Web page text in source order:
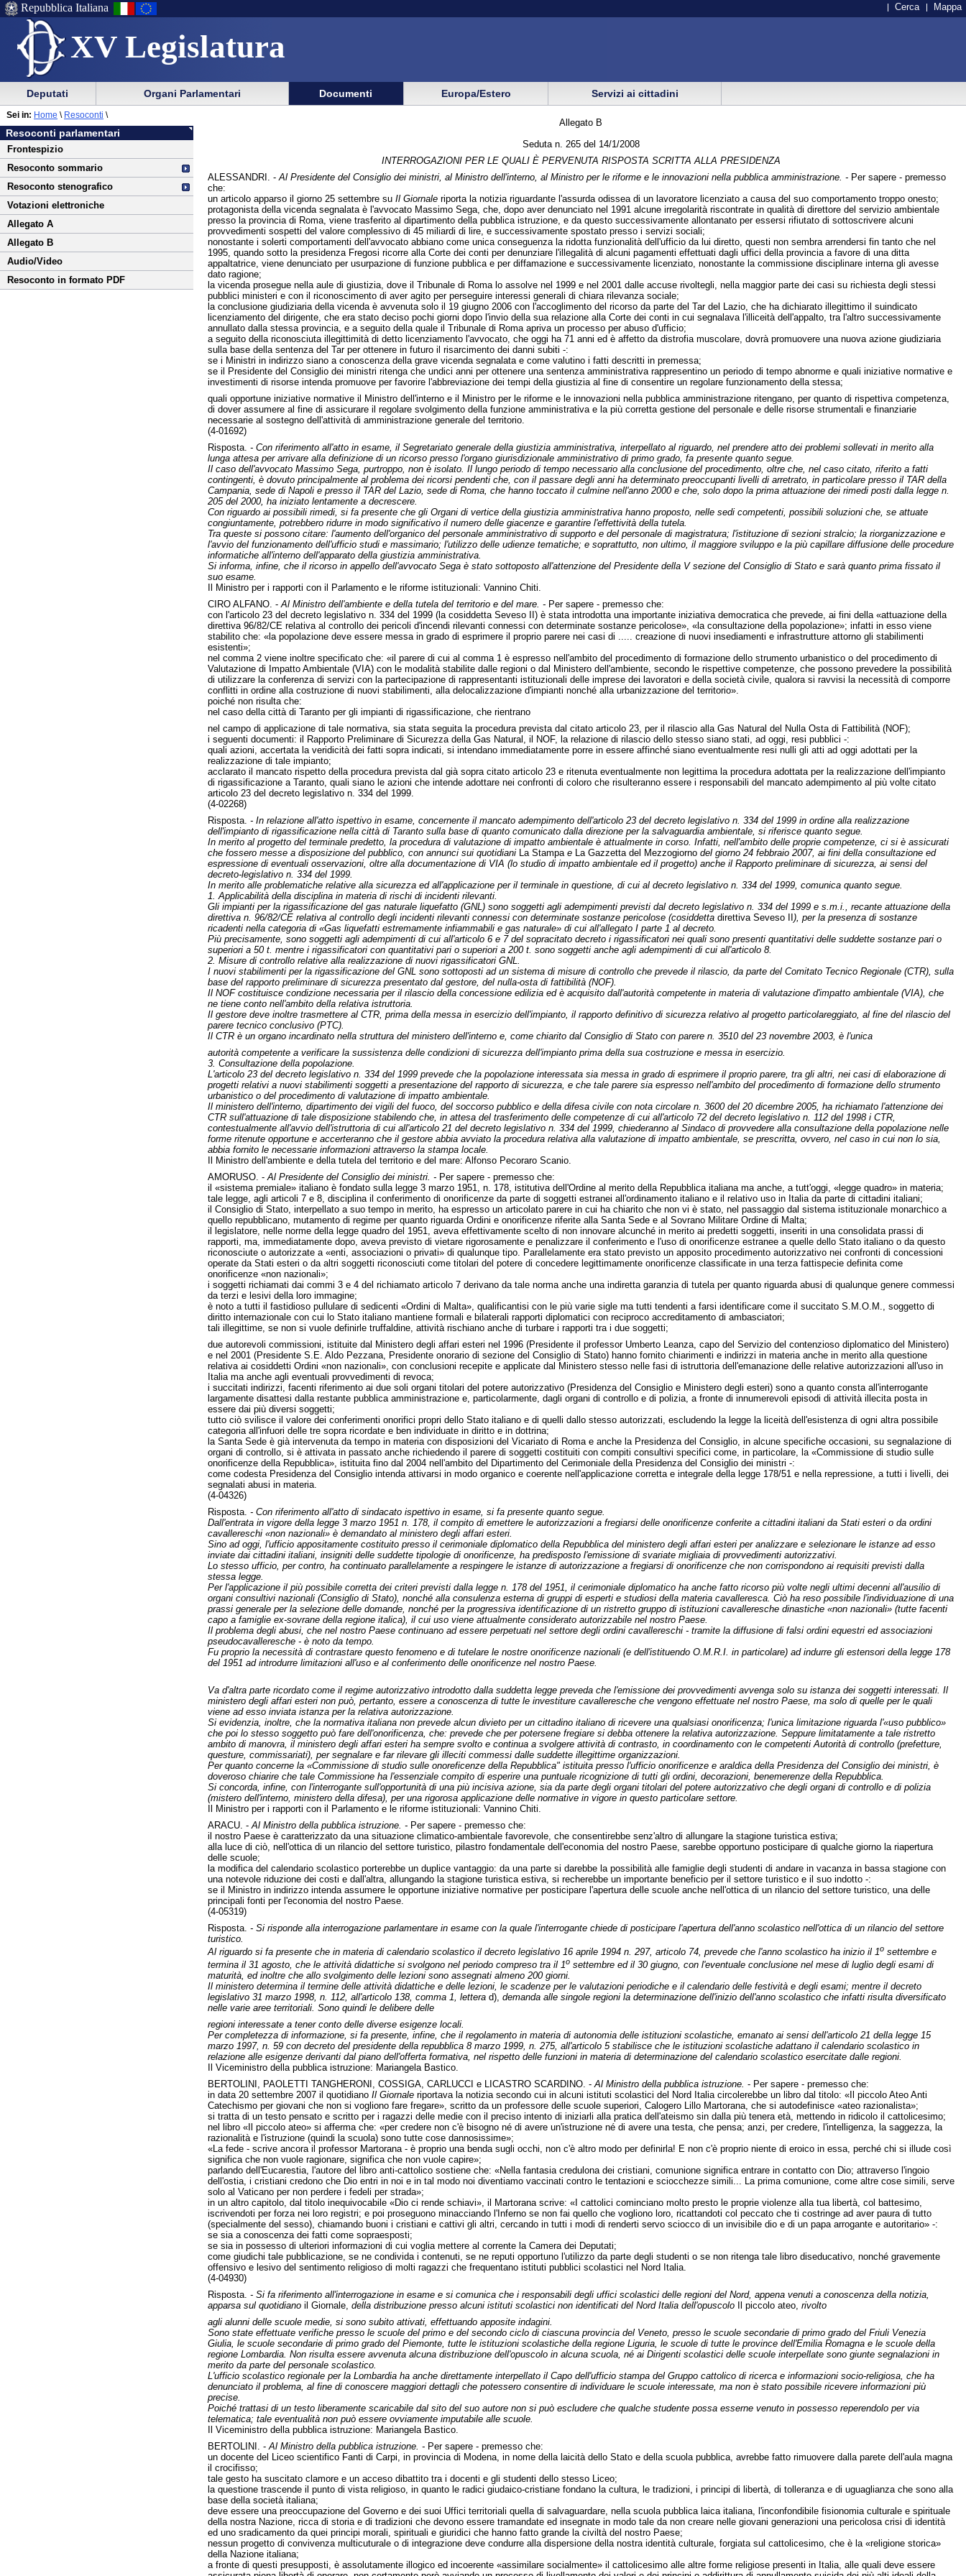
XV Legislatura
Menu
di
ausilio
alla
navigazione
Menu
di
navigazione
principale
Repubblica Italiana Cerca Mappa
Menu
di
navigazione
principale
menu
di
sezione
Deputati Organi Parlamentari Documenti Europa/Estero Servizi ai cittadini
Vai
al
contenuto
Resoconti parlamentari
Frontespizio
Resoconto sommario
Resoconto stenografico
Votazioni elettroniche
Allegato A
Allegato B
Audio/Video
Resoconto in formato PDF
Sei in: Home \ Resoconti \
Allegato B
Seduta n. 265 del 14/1/2008
INTERROGAZIONI PER LE QUALI È PERVENUTA RISPOSTA SCRITTA ALLA PRESIDENZA
ALESSANDRI. - Al Presidente del Consiglio dei ministri, al Ministro dell'interno, al Ministro per le riforme e le innovazioni nella pubblica amministrazione. -Per sapere - premesso
che:
un articolo apparso il giorno 25 settembre su Il Giornaleriporta la notizia riguardante l'assurda odissea di un lavoratore licenziato a causa del suo comportamento troppo onesto;
protagonista della vicenda segnalata è l'avvocato Massimo Sega, che, dopo aver denunciato nel 1991 alcune irregolarità riscontrate in qualità di direttore del servizio ambientale
presso la provincia di Roma, viene trasferito al dipartimento della pubblica istruzione, e da questo successivamente allontanato per essersi rifiutato di sottoscrivere alcuni
provvedimenti sospetti del valore complessivo di 45 miliardi di lire, e successivamente spostato presso i servizi sociali;
nonostante i solerti comportamenti dell'avvocato abbiano come unica conseguenza la ridotta funzionalità dell'ufficio da lui diretto, questi non sembra arrendersi fin tanto che nel
1995, quando sotto la presidenza Fregosi ricorre alla Corte dei conti per denunziare l'illegalità di alcuni pagamenti effettuati dagli uffici della provincia a favore di una ditta
appaltatrice, viene denunciato per usurpazione di funzione pubblica e per diffamazione e successivamente licenziato, nonostante la commissione disciplinare interna gli avesse
dato ragione;
la vicenda prosegue nella aule di giustizia, dove il Tribunale di Roma lo assolve nel 1999 e nel 2001 dalle accuse rivoltegli, nella maggior parte dei casi su richiesta degli stessi
pubblici ministeri e con il riconoscimento di aver agito per perseguire interessi generali di chiara rilevanza sociale;
la conclusione giudiziaria della vicenda è avvenuta solo il 19 giugno 2006 con l'accoglimento del ricorso da parte del Tar del Lazio, che ha dichiarato illegittimo il suindicato
licenziamento del dirigente, che era stato deciso pochi giorni dopo l'invio della sua relazione alla Corte dei conti in cui segnalava l'illiceità dell'appalto, tra l'altro successivamente
annullato dalla stessa provincia, e a seguito della quale il Tribunale di Roma apriva un processo per abuso d'ufficio;
a seguito della riconosciuta illegittimità di detto licenziamento l'avvocato, che oggi ha 71 anni ed è affetto da distrofia muscolare, dovrà promuovere una nuova azione giudiziaria
sulla base della sentenza del Tar per ottenere in futuro il risarcimento dei danni subiti -:
se i Ministri in indirizzo siano a conoscenza della grave vicenda segnalata e come valutino i fatti descritti in premessa;
se il Presidente del Consiglio dei ministri ritenga che undici anni per ottenere una sentenza amministrativa rappresentino un periodo di tempo abnorme e quali iniziative normative e
investimenti di risorse intenda promuove per favorire l'abbreviazione dei tempi della giustizia al fine di consentire un regolare funzionamento della stessa;
quali opportune iniziative normative il Ministro dell'interno e il Ministro per le riforme e le innovazioni nella pubblica amministrazione ritengano, per quanto di rispettiva competenza,
di dover assumere al fine di assicurare il regolare svolgimento della funzione amministrativa e la più corretta gestione del personale e delle risorse strumentali e finanziarie
necessarie al sostegno dell'attività di amministrazione generale del territorio.
(4-01692)
Risposta. - Con riferimento all'atto in esame, il Segretariato generale della giustizia amministrativa, interpellato al riguardo, nel prendere atto dei problemi sollevati in merito alla
lunga attesa per arrivare alla definizione di un ricorso presso l'organo giurisdizionale amministrativo di primo grado, fa presente quanto segue.
Il caso dell'avvocato Massimo Sega, purtroppo, non è isolato. Il lungo periodo di tempo necessario alla conclusione del procedimento, oltre che, nel caso citato, riferito a fatti
contingenti, è dovuto principalmente al problema dei ricorsi pendenti che, con il passare degli anni ha determinato preoccupanti livelli di arretrato, in particolare presso il TAR della
Campania, sede di Napoli e presso il TAR del Lazio, sede di Roma, che hanno toccato il culmine nell'anno 2000 e che, solo dopo la prima attuazione dei rimedi posti dalla legge n.
205 del 2000, ha iniziato lentamente a decrescere.
Con riguardo ai possibili rimedi, si fa presente che gli Organi di vertice della giustizia amministrativa hanno proposto, nelle sedi competenti, possibili soluzioni che, se attuate
congiuntamente, potrebbero ridurre in modo significativo il numero delle giacenze e garantire l'effettività della tutela.
Tra queste si possono citare: l'aumento dell'organico del personale amministrativo di supporto e del personale di magistratura; l'istituzione di sezioni stralcio; la riorganizzazione e
l'avvio del funzionamento dell'ufficio studi e massimario; l'utilizzo delle udienze tematiche; e soprattutto, non ultimo, il maggiore sviluppo e la più capillare diffusione delle procedure
informatiche all'interno dell'apparato della giustizia amministrativa.
Si informa, infine, che il ricorso in appello dell'avvocato Sega è stato sottoposto all'attenzione del Presidente della V sezione del Consiglio di Stato e sarà quanto prima fissato il
suo esame.
Il Ministro per i rapporti con il Parlamento e le riforme istituzionali: Vannino Chiti.
CIRO ALFANO. - Al Ministro dell'ambiente e della tutela del territorio e del mare. -Per sapere - premesso che:
con l'articolo 23 del decreto legislativo n. 334 del 1999 (la cosiddetta Seveso II) è stata introdotta una importante iniziativa democratica che prevede, ai fini della «attuazione della
direttiva 96/82/CE relativa al controllo dei pericoli d'incendi rilevanti connessi con determinate sostanze pericolose», «la consultazione della popolazione»; infatti in esso viene
stabilito che: «la popolazione deve essere messa in grado di esprimere il proprio parere nei casi di ..... creazione di nuovi insediamenti e infrastrutture attorno gli stabilimenti
esistenti»;
nel comma 2 viene inoltre specificato che: «il parere di cui al comma 1 è espresso nell'ambito del procedimento di formazione dello strumento urbanistico o del procedimento di
Valutazione di Impatto Ambientale (VIA) con le modalità stabilite dalle regioni o dal Ministero dell'ambiente, secondo le rispettive competenze, che possono prevedere la possibilità
di utilizzare la conferenza di servizi con la partecipazione di rappresentanti istituzionali delle imprese dei lavoratori e della società civile, qualora si ravvisi la necessità di comporre
conflitti in ordine alla costruzione di nuovi stabilimenti, alla delocalizzazione d'impianti nonché alla urbanizzazione del territorio».
poiché non risulta che:
nel caso della città di Taranto per gli impianti di rigassificazione, che rientrano
nel campo di applicazione di tale normativa, sia stata seguita la procedura prevista dal citato articolo 23, per il rilascio alla Gas Natural del Nulla Osta di Fattibilità (NOF);
i seguenti documenti: il Rapporto Preliminare di Sicurezza della Gas Natural, il NOF, la relazione di rilascio dello stesso siano stati, ad oggi, resi pubblici -:
quali azioni, accertata la veridicità dei fatti sopra indicati, si intendano immediatamente porre in essere affinché siano eventualmente resi nulli gli atti ad oggi adottati per la
realizzazione di tale impianto;
acclarato il mancato rispetto della procedura prevista dal già sopra citato articolo 23 e ritenuta eventualmente non legittima la procedura adottata per la realizzazione dell'impianto
di rigassificazione a Taranto, quali siano le azioni che intende adottare nei confronti di coloro che risulteranno essere i responsabili del mancato adempimento al più volte citato
articolo 23 del decreto legislativo n. 334 del 1999.
(4-02268)
Risposta. - In relazione all'atto ispettivo in esame, concernente il mancato adempimento dell'articolo 23 del decreto legislativo n. 334 del 1999 in ordine alla realizzazione
dell'impianto di rigassificazione nella città di Taranto sulla base di quanto comunicato dalla direzione per la salvaguardia ambientale, si riferisce quanto segue.
In merito al progetto del terminale predetto, la procedura di valutazione di impatto ambientale è attualmente in corso. Infatti, nell'ambito delle proprie competenze, ci si è assicurati
che fossero messe a disposizione del pubblico, con annunci sui quotidianiLa Stampa eLa Gazzetta del Mezzogiorno del giorno 24 febbraio 2007, ai fini della consultazione ed
espressione di eventuali osservazioni, oltre alla documentazione di VIA (lo studio di impatto ambientale ed il progetto) anche il Rapporto preliminare di sicurezza, ai sensi del
decreto-legislativo n. 334 del 1999.
In merito alle problematiche relative alla sicurezza ed all'applicazione per il terminale in questione, di cui al decreto legislativo n. 334 del 1999, comunica quanto segue.
1. Applicabilità della disciplina in materia di rischi di incidenti rilevanti.
Gli impianti per la rigassificazione del gas naturale liquefatto (GNL) sono soggetti agli adempimenti previsti dal decreto legislativo n. 334 del 1999 e s.m.i., recante attuazione della
direttiva n. 96/82/CE relativa al controllo degli incidenti rilevanti connessi con determinate sostanze pericolose (cosiddettadirettiva Seveso II), per la presenza di sostanze
ricadenti nella categoria di «Gas liquefatti estremamente infiammabili e gas naturale» di cui all'allegato I parte 1 al decreto.
Più precisamente, sono soggetti agli adempimenti di cui all'articolo 6 e 7 del sopracitato decreto i rigassificatori nei quali sono presenti quantitativi delle suddette sostanze pari o
superiori a 50 t. mentre i rigassificatori con quantitativi pari o superiori a 200 t. sono soggetti anche agli adempimenti di cui all'articolo 8.
2. Misure di controllo relative alla realizzazione di nuovi rigassificatori GNL.
I nuovi stabilimenti per la rigassificazione del GNL sono sottoposti ad un sistema di misure di controllo che prevede il rilascio, da parte del Comitato Tecnico Regionale (CTR), sulla
base del rapporto preliminare di sicurezza presentato dal gestore, del nulla-osta di fattibilità (NOF).
Il NOF costituisce condizione necessaria per il rilascio della concessione edilizia ed è acquisito dall'autorità competente in materia di valutazione d'impatto ambientale (VIA), che
ne tiene conto nell'ambito della relativa istruttoria.
Il gestore deve inoltre trasmettere al CTR, prima della messa in esercizio dell'impianto, il rapporto definitivo di sicurezza relativo al progetto particolareggiato, al fine del rilascio del
parere tecnico conclusivo (PTC).
Il CTR è un organo incardinato nella struttura del ministero dell'interno e, come chiarito dal Consiglio di Stato con parere n. 3510 del 23 novembre 2003, è l'unica
autorità competente a verificare la sussistenza delle condizioni di sicurezza dell'impianto prima della sua costruzione e messa in esercizio.
3. Consultazione della popolazione.
L'articolo 23 del decreto legislativo n. 334 del 1999 prevede che la popolazione interessata sia messa in grado di esprimere il proprio parere, tra gli altri, nei casi di elaborazione di
progetti relativi a nuovi stabilimenti soggetti a presentazione del rapporto di sicurezza, e che tale parere sia espresso nell'ambito del procedimento di formazione dello strumento
urbanistico o del procedimento di valutazione di impatto ambientale.
Il ministero dell'interno, dipartimento dei vigili del fuoco, del soccorso pubblico e della difesa civile con nota circolare n. 3600 del 20 dicembre 2005, ha richiamato l'attenzione dei
CTR sull'attuazione di tale disposizione stabilendo che, in attesa del trasferimento delle competenze di cui all'articolo 72 del decreto legislativo n. 112 del 1998 i CTR,
contestualmente all'avvio dell'istruttoria di cui all'articolo 21 del decreto legislativo n. 334 del 1999, chiederanno al Sindaco di provvedere alla consultazione della popolazione nelle
forme ritenute opportune e accerteranno che il gestore abbia avviato la procedura relativa alla valutazione di impatto ambientale, se prescritta, ovvero, nel caso in cui non lo sia,
abbia fornito le necessarie informazioni attraverso la stampa locale.
Il Ministro dell'ambiente e della tutela del territorio e del mare: Alfonso Pecoraro Scanio.
AMORUSO. - Al Presidente del Consiglio dei ministri. -Per sapere - premesso che:
il «sistema premiale» italiano è fondato sulla legge 3 marzo 1951, n. 178, istitutiva dell'Ordine al merito della Repubblica italiana ma anche, a tutt'oggi, «legge quadro» in materia;
tale legge, agli articoli 7 e 8, disciplina il conferimento di onorificenze da parte di soggetti estranei all'ordinamento italiano e il relativo uso in Italia da parte di cittadini italiani;
il Consiglio di Stato, interpellato a suo tempo in merito, ha espresso un articolato parere in cui ha chiarito che non vi è stato, nel passaggio dal sistema istituzionale monarchico a
quello repubblicano, mutamento di regime per quanto riguarda Ordini e onorificenze riferite alla Santa Sede e al Sovrano Militare Ordine di Malta;
il legislatore, nelle norme della legge quadro del 1951, aveva effettivamente scelto di non innovare alcunché in merito ai predetti soggetti, inseriti in una consolidata prassi di
rapporti, ma, immediatamente dopo, aveva previsto di vietare rigorosamente e penalizzare il conferimento e l'uso di onorificenze estranee a quelle dello Stato italiano o da questo
riconosciute o autorizzate a «enti, associazioni o privati» di qualunque tipo. Parallelamente era stato previsto un apposito procedimento autorizzativo nei confronti di concessioni
operate da Stati esteri o da altri soggetti riconosciuti come titolari del potere di concedere legittimamente onorificenze classificate in una terza fattispecie definita come
onorificenze «non nazionali»;
i soggetti richiamati dai commi 3 e 4 del richiamato articolo 7 derivano da tale norma anche una indiretta garanzia di tutela per quanto riguarda abusi di qualunque genere commessi
da terzi e lesivi della loro immagine;
è noto a tutti il fastidioso pullulare di sedicenti «Ordini di Malta», qualificantisi con le più varie sigle ma tutti tendenti a farsi identificare come il succitato S.M.O.M., soggetto di
diritto internazionale con cui lo Stato italiano mantiene formali e bilaterali rapporti diplomatici con reciproco accreditamento di ambasciatori;
tali illegittime, se non si vuole definirle truffaldine, attività rischiano anche di turbare i rapporti tra i due soggetti;
due autorevoli commissioni, istituite dal Ministero degli affari esteri nel 1996 (Presidente il professor Umberto Leanza, capo del Servizio del contenzioso diplomatico del Ministero)
e nel 2001 (Presidente S.E. Aldo Pezzana, Presidente onorario di sezione del Consiglio di Stato) hanno fornito chiarimenti e indirizzi in materia anche in merito alla questione
relativa ai cosiddetti Ordini «non nazionali», con conclusioni recepite e applicate dal Ministero stesso nelle fasi di istruttoria dell'emanazione delle relative autorizzazioni all'uso in
Italia ma anche agli eventuali provvedimenti di revoca;
i succitati indirizzi, facenti riferimento ai due soli organi titolari del potere autorizzativo (Presidenza del Consiglio e Ministero degli esteri) sono a quanto consta all'interrogante
largamente disattesi dalla restante pubblica amministrazione e, particolarmente, dagli organi di controllo e di polizia, a fronte di innumerevoli episodi di attività illecita posta in
essere dai più diversi soggetti;
tutto ciò svilisce il valore dei conferimenti onorifici propri dello Stato italiano e di quelli dallo stesso autorizzati, escludendo la legge la liceità dell'esistenza di ogni altra possibile
categoria all'infuori delle tre sopra ricordate e ben individuate in diritto e in dottrina;
la Santa Sede è già intervenuta da tempo in materia con disposizioni del Vicariato di Roma e anche la Presidenza del Consiglio, in alcune specifiche occasioni, su segnalazione di
organi di controllo, si è attivata in passato anche richiedendo il parere di soggetti costituiti con compiti consultivi specifici come, in particolare, la «Commissione di studio sulle
onorificenze della Repubblica», istituita fino dal 2004 nell'ambito del Dipartimento del Cerimoniale della Presidenza del Consiglio dei ministri -:
come codesta Presidenza del Consiglio intenda attivarsi in modo organico e coerente nell'applicazione corretta e integrale della legge 178/51 e nella repressione, a tutti i livelli, dei
segnalati abusi in materia.
(4-04326)
Risposta. - Con riferimento all'atto di sindacato ispettivo in esame, si fa presente quanto segue.
Dall'entrata in vigore della legge 3 marzo 1951 n. 178, il compito di emettere le autorizzazioni a fregiarsi delle onorificenze conferite a cittadini italiani da Stati esteri o da ordini
cavallereschi «non nazionali» è demandato al ministero degli affari esteri.
Sino ad oggi, l'ufficio appositamente costituito presso il cerimoniale diplomatico della Repubblica del ministero degli affari esteri per analizzare e selezionare le istanze ad esso
inviate dai cittadini italiani, insigniti delle suddette tipologie di onorificenze, ha predisposto l'emissione di svariate migliaia di provvedimenti autorizzativi.
Lo stesso ufficio, per contro, ha continuato parallelamente a respingere le istanze di autorizzazione a fregiarsi di onorificenze che non corrispondono ai requisiti previsti dalla
stessa legge.
Per l'applicazione il più possibile corretta dei criteri previsti dalla legge n. 178 del 1951, il cerimoniale diplomatico ha anche fatto ricorso più volte negli ultimi decenni all'ausilio di
organi consultivi nazionali (Consiglio di Stato), nonché alla consulenza esterna di gruppi di esperti e studiosi della materia cavalleresca. Ciò ha reso possibile l'individuazione di una
prassi generale per la selezione delle domande, nonché per la progressiva identificazione di un ristretto gruppo di istituzioni cavalleresche dinastiche «non nazionali» (tutte facenti
capo a famiglie ex-sovrane della regione italica), il cui uso viene attualmente considerato autorizzabile nel nostro Paese.
Il problema degli abusi, che nel nostro Paese continuano ad essere perpetuati nel settore degli ordini cavallereschi - tramite la diffusione di falsi ordini equestri ed associazioni
pseudocavalleresche - è noto da tempo.
Fu proprio la necessità di contrastare questo fenomeno e di tutelare le nostre onorificenze nazionali (e dell'istituendo O.M.R.I. in particolare) ad indurre gli estensori della legge 178
del 1951 ad introdurre limitazioni all'uso e al conferimento delle onorificenze nel nostro Paese.
Va d'altra parte ricordato come il regime autorizzativo introdotto dalla suddetta legge preveda che l'emissione dei provvedimenti avvenga solo su istanza dei soggetti interessati. Il
ministero degli affari esteri non può, pertanto, essere a conoscenza di tutte le investiture cavalleresche che vengono effettuate nel nostro Paese, ma solo di quelle per le quali
viene ad esso inviata istanza per la relativa autorizzazione.
Si evidenzia, inoltre, che la normativa italiana non prevede alcun divieto per un cittadino italiano di ricevere una qualsiasi onorificenza; l'unica limitazione riguarda l'«uso pubblico»
che poi lo stesso soggetto può fare dell'onorificenza, che: prevede che per potersene fregiare si debba ottenere la relativa autorizzazione. Seppure limitatamente a tale ristretto
ambito di manovra, il ministero degli affari esteri ha sempre svolto e continua a svolgere attività di contrasto, in coordinamento con le competenti Autorità di controllo (prefetture,
questure, commissariati), per segnalare e far rilevare gli illeciti commessi dalle suddette illegittime organizzazioni.
Per quanto concerne la «Commissione di studio sulle onoreficenze della Repubblica" istituita presso l'ufficio onorificenze e araldica della Presidenza del Consiglio dei ministri, è
doveroso chiarire che tale Commissione ha l'essenziale compito di esperire una puntuale ricognizione di tutti gli ordini, decorazioni, benemerenze della Repubblica.
Si concorda, infine, con l'interrogante sull'opportunità di una più incisiva azione, sia da parte degli organi titolari del potere autorizzativo che degli organi di controllo e di polizia
(mistero dell'interno, ministero della difesa), per una rigorosa applicazione delle normative in vigore in questo particolare settore.
Il Ministro per i rapporti con il Parlamento e le riforme istituzionali: Vannino Chiti.
ARACU. - Al Ministro della pubblica istruzione. -Per sapere - premesso che:
il nostro Paese è caratterizzato da una situazione climatico-ambientale favorevole, che consentirebbe senz'altro di allungare la stagione turistica estiva;
alla luce di ciò, nell'ottica di un rilancio del settore turistico, pilastro fondamentale dell'economia del nostro Paese, sarebbe opportuno posticipare di qualche giorno la riapertura
delle scuole;
la modifica del calendario scolastico porterebbe un duplice vantaggio: da una parte si darebbe la possibilità alle famiglie degli studenti di andare in vacanza in bassa stagione con
una notevole riduzione dei costi e dall'altra, allungando la stagione turistica estiva, si recherebbe un importante beneficio per il settore turistico e il suo indotto -:
se il Ministro in indirizzo intenda assumere le opportune iniziative normative per posticipare l'apertura delle scuole anche nell'ottica di un rilancio del settore turistico, una delle
principali fonti per l'economia del nostro Paese.
(4-05319)
Risposta. - Si risponde alla interrogazione parlamentare in esame con la quale l'interrogante chiede di posticipare l'apertura dell'anno scolastico nell'ottica di un rilancio del settore
turistico.
Al riguardo si fa presente che in materia di calendario scolastico il decreto legislativo 16 aprile 1994 n. 297, articolo 74, prevede che l'anno scolastico ha inizio il 1osettembre e
termina il 31 agosto, che le attività didattiche si svolgono nel periodo compreso tra il 1osettembre ed il 30 giugno, con l'eventuale conclusione nel mese di luglio degli esami di
maturità, ed inoltre che allo svolgimento delle lezioni sono assegnati almeno 200 giorni.
Il ministero determina il termine delle attività didattiche e delle lezioni, le scadenze per le valutazioni periodiche e il calendario delle festività e degli esami; mentre il decreto
legislativo 31 marzo 1998, n. 112, all'articolo 138, comma 1, letterad), demanda alle singole regioni la determinazione dell'inizio dell'anno scolastico che infatti risulta diversificato
nelle varie aree territoriali. Sono quindi le delibere delle
regioni interessate a tener conto delle diverse esigenze locali.
Per completezza di informazione, si fa presente, infine, che il regolamento in materia di autonomia delle istituzioni scolastiche, emanato ai sensi dell'articolo 21 della legge 15
marzo 1997, n. 59 con decreto del presidente della repubblica 8 marzo 1999, n. 275, all'articolo 5 stabilisce che le istituzioni scolastiche adattano il calendario scolastico in
relazione alle esigenze derivanti dal piano dell'offerta formativa, nel rispetto delle funzioni in materia di determinazione del calendario scolastico esercitate dalle regioni.
Il Viceministro della pubblica istruzione: Mariangela Bastico.
BERTOLINI, PAOLETTI TANGHERONI, COSSIGA, CARLUCCI e LICASTRO SCARDINO. -Al Ministro della pubblica istruzione. - Per sapere - premesso che:
in data 20 settembre 2007 il quotidiano Il Giornaleriportava la notizia secondo cui in alcuni istituti scolastici del Nord Italia circolerebbe un libro dal titolo: «Il piccolo Ateo Anti
Catechismo per giovani che non si vogliono fare fregare», scritto da un professore delle scuole superiori, Calogero Lillo Martorana, che si autodefinisce «ateo razionalista»;
si tratta di un testo pensato e scritto per i ragazzi delle medie con il preciso intento di iniziarli alla pratica dell'ateismo sin dalla più tenera età, mettendo in ridicolo il cattolicesimo;
nel libro «Il piccolo ateo» si afferma che: «per credere non c'è bisogno né di avere un'istruzione né di avere una testa, che pensa; anzi, per credere, l'intelligenza, la saggezza, la
razionalità e l'istruzione (quindi la scuola) sono tutte cose dannosissime»;
«La fede - scrive ancora il professor Martorana - è proprio una benda sugli occhi, non c'è altro modo per definirla! E non c'è proprio niente di eroico in essa, perché chi si illude così
significa che non vuole ragionare, significa che non vuole capire»;
parlando dell'Eucarestia, l'autore del libro anti-cattolico sostiene che: «Nella fantasia credulona dei cristiani, comunione significa entrare in contatto con Dio; attraverso l'ingoio
dell'ostia, i cristiani credono che Dio entri in noi e in tal modo noi diventiamo vaccinati contro le tentazioni e sciocchezze simili... La prima comunione, come altre cose simili, serve
solo al Vaticano per non perdere i fedeli per strada»;
in un altro capitolo, dal titolo inequivocabile «Dio ci rende schiavi», il Martorana scrive: «I cattolici cominciano molto presto le proprie violenze alla tua libertà, col battesimo,
iscrivendoti per forza nei loro registri; e poi proseguono minacciando l'Inferno se non fai quello che vogliono loro, ricattandoti col peccato che ti costringe ad aver paura di tutto
(specialmente del sesso), chiamando buoni i cristiani e cattivi gli altri, cercando in tutti i modi di renderti servo sciocco di un invisibile dio e di un papa arrogante e autoritario» -:
se sia a conoscenza dei fatti come sopraesposti;
se sia in possesso di ulteriori informazioni di cui voglia mettere al corrente la Camera dei Deputati;
come giudichi tale pubblicazione, se ne condivida i contenuti, se ne reputi opportuno l'utilizzo da parte degli studenti o se non ritenga tale libro diseducativo, nonché gravemente
offensivo e lesivo del sentimento religioso di molti ragazzi che frequentano istituti pubblici scolastici nel Nord Italia.
(4-04930)
Risposta. - Si fa riferimento all'interrogazione in esame e si comunica che i responsabili degli uffici scolastici delle regioni del Nord, appena venuti a conoscenza della notizia,
apparsa sul quotidianoil Giornale, della distribuzione presso alcuni istituti scolastici non identificati del Nord Italia dell'opuscoloIl piccolo ateo, rivolto
agli alunni delle scuole medie, si sono subito attivati, effettuando apposite indagini.
Sono state effettuate verifiche presso le scuole del primo e del secondo ciclo di ciascuna provincia del Veneto, presso le scuole secondarie di primo grado del Friuli Venezia
Giulia, le scuole secondarie di primo grado del Piemonte, tutte le istituzioni scolastiche della regione Liguria, le scuole di tutte le province dell'Emilia Romagna e le scuole della
regione Lombardia. Non risulta essere avvenuta alcuna distribuzione dell'opuscolo in alcuna scuola, né ai Dirigenti scolastici delle scuole interpellate sono giunte segnalazioni in
merito da parte del personale scolastico.
L'ufficio scolastico regionale per la Lombardia ha anche direttamente interpellato il Capo dell'ufficio stampa del Gruppo cattolico di ricerca e informazioni socio-religiosa, che ha
denunciato il problema, al fine di conoscere maggiori dettagli che potessero consentire di individuare le scuole interessate, ma non è stato possibile ricevere informazioni più
precise.
Poiché trattasi di un testo liberamente scaricabile dal sito del suo autore non si può escludere che qualche studente possa esserne venuto in possesso reperendolo per via
telematica; tale eventualità non può essere ovviamente imputabile alle scuole.
Il Viceministro della pubblica istruzione: Mariangela Bastico.
BERTOLINI. -Al Ministro della pubblica istruzione. -Per sapere - premesso che:
un docente del Liceo scientifico Fanti di Carpi, in provincia di Modena, in nome della laicità dello Stato e della scuola pubblica, avrebbe fatto rimuovere dalla parete dell'aula magna
il crocifisso;
tale gesto ha suscitato clamore e un acceso dibattito tra i docenti e gli studenti dello stesso Liceo;
la questione trascende il punto di vista religioso, in quanto le radici giudaico-cristiane fondano la cultura, le tradizioni, i principi di libertà, di tolleranza e di uguaglianza che sono alla
base della società italiana;
deve essere una preoccupazione del Governo e dei suoi Uffici territoriali quella di salvaguardare, nella scuola pubblica laica italiana, l'inconfondibile fisionomia culturale e spirituale
della nostra Nazione, ricca di storia e di tradizioni che devono essere tramandate ed insegnate in modo tale da non creare nelle giovani generazioni una pericolosa crisi di identità
ed uno sradicamento da quei principi morali, spirituali e giuridici che hanno fatto grande la civiltà del nostro Paese;
nessun progetto di convivenza multicuturale o di integrazione deve condurre alla dispersione della nostra identità culturale, forgiata sul cattolicesimo, che è la «religione storica»
della Nazione italiana;
a fronte di questi presupposti, è assolutamente illogico ed incoerente «assimilare socialmente» il cattolicesimo alle altre forme religiose presenti in Italia, alle quali deve essere